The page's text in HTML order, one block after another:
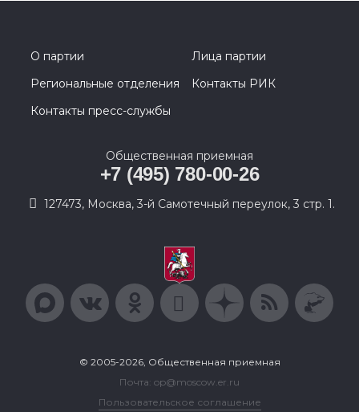
О партии
Лица партии
Региональные отделения
Контакты РИК
Контакты пресс-службы
Общественная приемная
+7 (495) 780-00-26
127473, Москва, 3-й Самотечный переулок, 3 стр. 1.
© 2005-2026, Общественная приемная
Почта: op@moscow.er.ru
Пользовательское соглашение